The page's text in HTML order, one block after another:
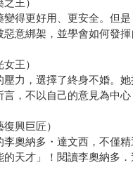
變得更好用、更安全。
意綁架，並學會如何發揮
王）
力，選擇了終身不婚。
，不以自己的意見為中心
興巨匠）
奧納多・達文西，不僅
天才」！閱讀李奧納多